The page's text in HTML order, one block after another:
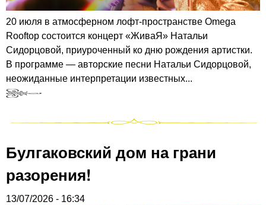
20 июля в атмосферном лофт‑пространстве Omega
Rooftop состоится концерт «ЖиваЯ» Натальи
Сидорцовой, приуроченный ко дню рождения артистки.
В программе — авторские песни Натальи Сидорцовой,
неожиданные интерпретации известных...
Булгаковский дом на грани
разорения!
13/07/2026 - 16:34